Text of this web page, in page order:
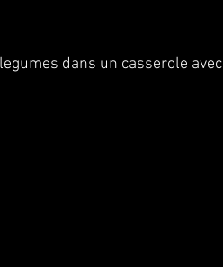
dans un casserole avec